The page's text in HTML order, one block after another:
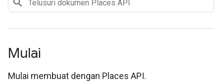
Mulai
Mulai membuat dengan Places API.